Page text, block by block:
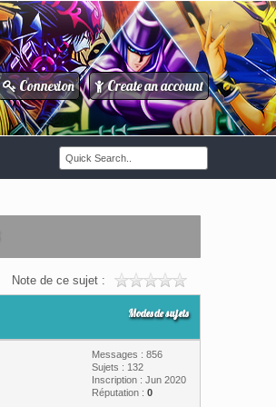
Connexion / Create an account
Note de ce sujet :
Modes de sujets
Messages : 856
Sujets : 132
Inscription : Jun 2020
Réputation : 0